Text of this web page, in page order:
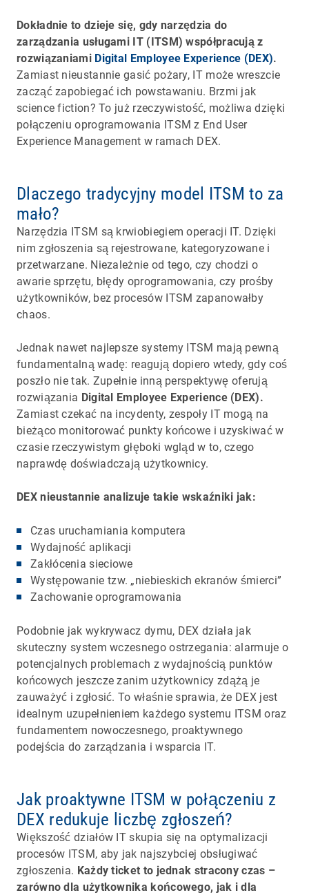
Dokładnie to dzieje się, gdy narzędzia do
zarządzania usługami IT (ITSM) współpracują z
rozwiązaniami Digital Employee Experience (DEX).
Zamiast nieustannie gasić pożary, IT może wreszcie
zacząć zapobiegać ich powstawaniu. Brzmi jak
science fiction? To już rzeczywistość, możliwa dzięki
połączeniu oprogramowania ITSM z End User
Experience Management w ramach DEX.
Dlaczego tradycyjny model ITSM to za
mało?
Narzędzia ITSM są krwiobiegiem operacji IT. Dzięki
nim zgłoszenia są rejestrowane, kategoryzowane i
przetwarzane. Niezależnie od tego, czy chodzi o
awarie sprzętu, błędy oprogramowania, czy prośby
użytkowników, bez procesów ITSM zapanowałby
chaos.
Jednak nawet najlepsze systemy ITSM mają pewną
fundamentalną wadę: reagują dopiero wtedy, gdy coś
poszło nie tak. Zupełnie inną perspektywę oferują
rozwiązania Digital Employee Experience (DEX).
Zamiast czekać na incydenty, zespoły IT mogą na
bieżąco monitorować punkty końcowe i uzyskiwać w
czasie rzeczywistym głęboki wgląd w to, czego
naprawdę doświadczają użytkownicy.
DEX nieustannie analizuje takie wskaźniki jak:
Czas uruchamiania komputera
Wydajność aplikacji
Zakłócenia sieciowe
Występowanie tzw. „niebieskich ekranów śmierci”
Zachowanie oprogramowania
Podobnie jak wykrywacz dymu, DEX działa jak
skuteczny system wczesnego ostrzegania: alarmuje o
potencjalnych problemach z wydajnością punktów
końcowych jeszcze zanim użytkownicy zdążą je
zauważyć i zgłosić. To właśnie sprawia, że DEX jest
idealnym uzupełnieniem każdego systemu ITSM oraz
fundamentem nowoczesnego, proaktywnego
podejścia do zarządzania i wsparcia IT.
Jak proaktywne ITSM w połączeniu z
DEX redukuje liczbę zgłoszeń?
Większość działów IT skupia się na optymalizacji
procesów ITSM, aby jak najszybciej obsługiwać
zgłoszenia. Każdy ticket to jednak stracony czas –
zarówno dla użytkownika końcowego, jak i dla